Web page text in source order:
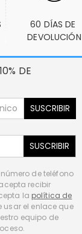
60 DÍAS DE
DEVOLUCIÓN
DE
SUSCRIBIR
SUSCRIBIR
de teléfono
recibir
la política de
usar el enlace que
equipo de